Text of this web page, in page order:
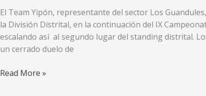
clasificación
El Team Yipón, representante del sector Los
la División Distrital, en la continuación del IX
escalando así al segundo lugar del standing distrital.
un cerrado duelo de
Team
Read More »